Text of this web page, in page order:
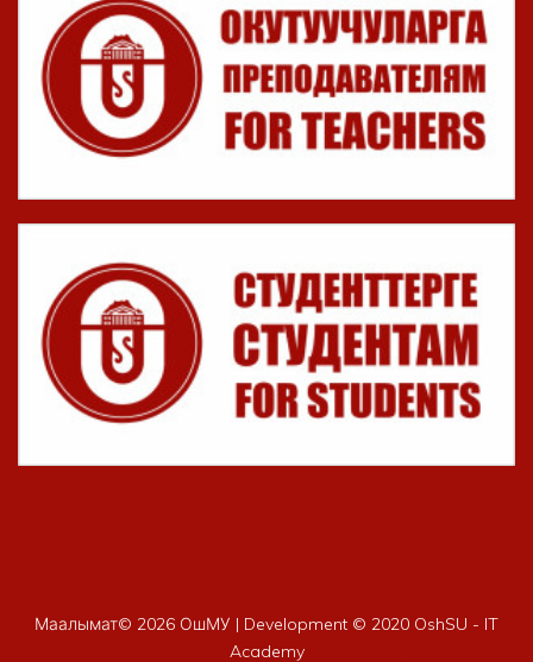
Маалымат© 2026 ОшМУ | Development © 2020 OshSU - IT
Academy